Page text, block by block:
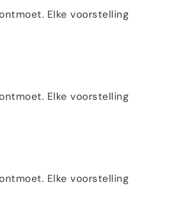
Elke voorstelling
Elke voorstelling
Elke voorstelling